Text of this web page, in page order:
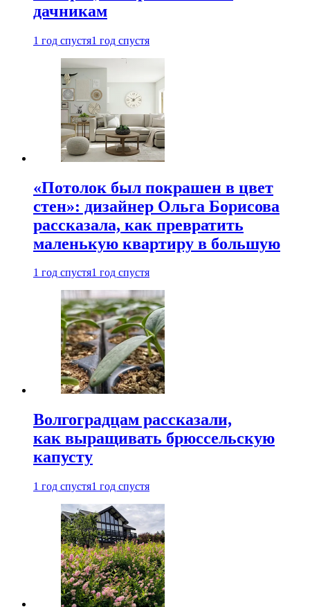
дачникам
1 год спустя1 год спустя
«Потолок был покрашен в цвет
стен»: дизайнер Ольга Борисова
рассказала, как превратить
маленькую квартиру в большую
1 год спустя1 год спустя
Волгоградцам рассказали,
как выращивать брюссельскую
капусту
1 год спустя1 год спустя